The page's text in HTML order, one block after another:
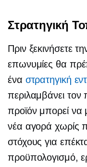
Στρατηγική
Πριν ξεκινήσετε
επωνυμίες θα
ένα στρατηγική
περιλαμβάνει τον
προϊόν μπορεί να
νέα αγορά χωρίς
στόχους για
προϋπολογισμό,